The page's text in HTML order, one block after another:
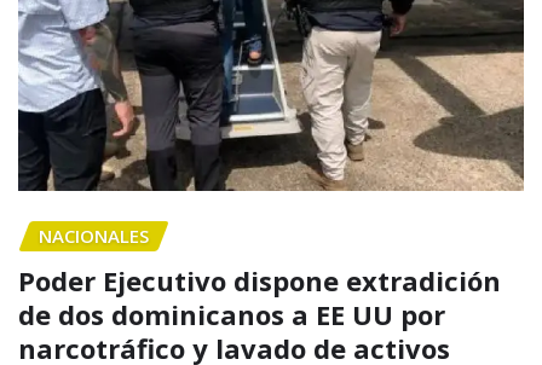
NACIONALES
Poder Ejecutivo dispone extradición
de dos dominicanos a EE UU por
narcotráfico y lavado de activos